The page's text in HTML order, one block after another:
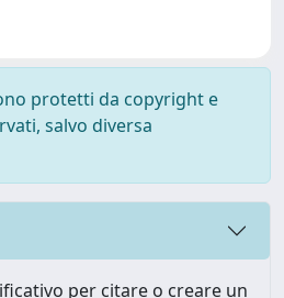
protetti da copyright e
salvo diversa
per citare o creare un